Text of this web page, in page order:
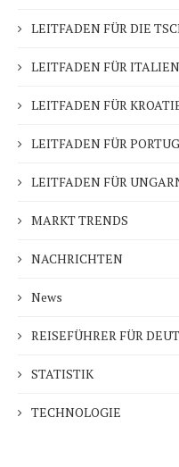
LEITFADEN FÜR DIE
LEITFADEN FÜR ITALIEN
LEITFADEN FÜR
LEITFADEN FÜR
LEITFADEN FÜR
MARKT TRENDS
NACHRICHTEN
News
REISEFÜHRER FÜR
STATISTIK
TECHNOLOGIE